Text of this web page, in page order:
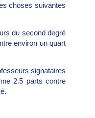
choses suivantes
du second degré
environ un quart
signataires
2.5 parts contre